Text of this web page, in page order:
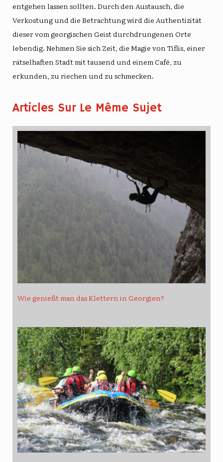
entgehen lassen sollten. Durch den Austausch, die
Verkostung und die Betrachtung wird die Authentizität
dieser vom georgischen Geist durchdrungenen Orte
lebendig. Nehmen Sie sich Zeit, die Magie von Tiflis, einer
rätselhaften Stadt mit tausend und einem Café, zu
erkunden, zu riechen und zu schmecken.
Articles Sur Le Même Sujet
Wie genießt man das Klettern in Georgien?